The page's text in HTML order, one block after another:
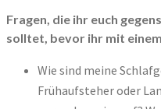
Fragen, die ihr euch
solltet, bevor ihr mit
Wie sind meine
Frühaufsteher oder